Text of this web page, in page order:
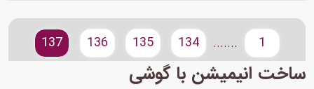
.......
134
135
136
137
ساخت انیمیشن با گوشی